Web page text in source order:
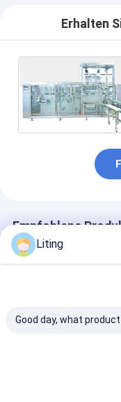
Erhalten
Empfohlene
Liting
Good day, what